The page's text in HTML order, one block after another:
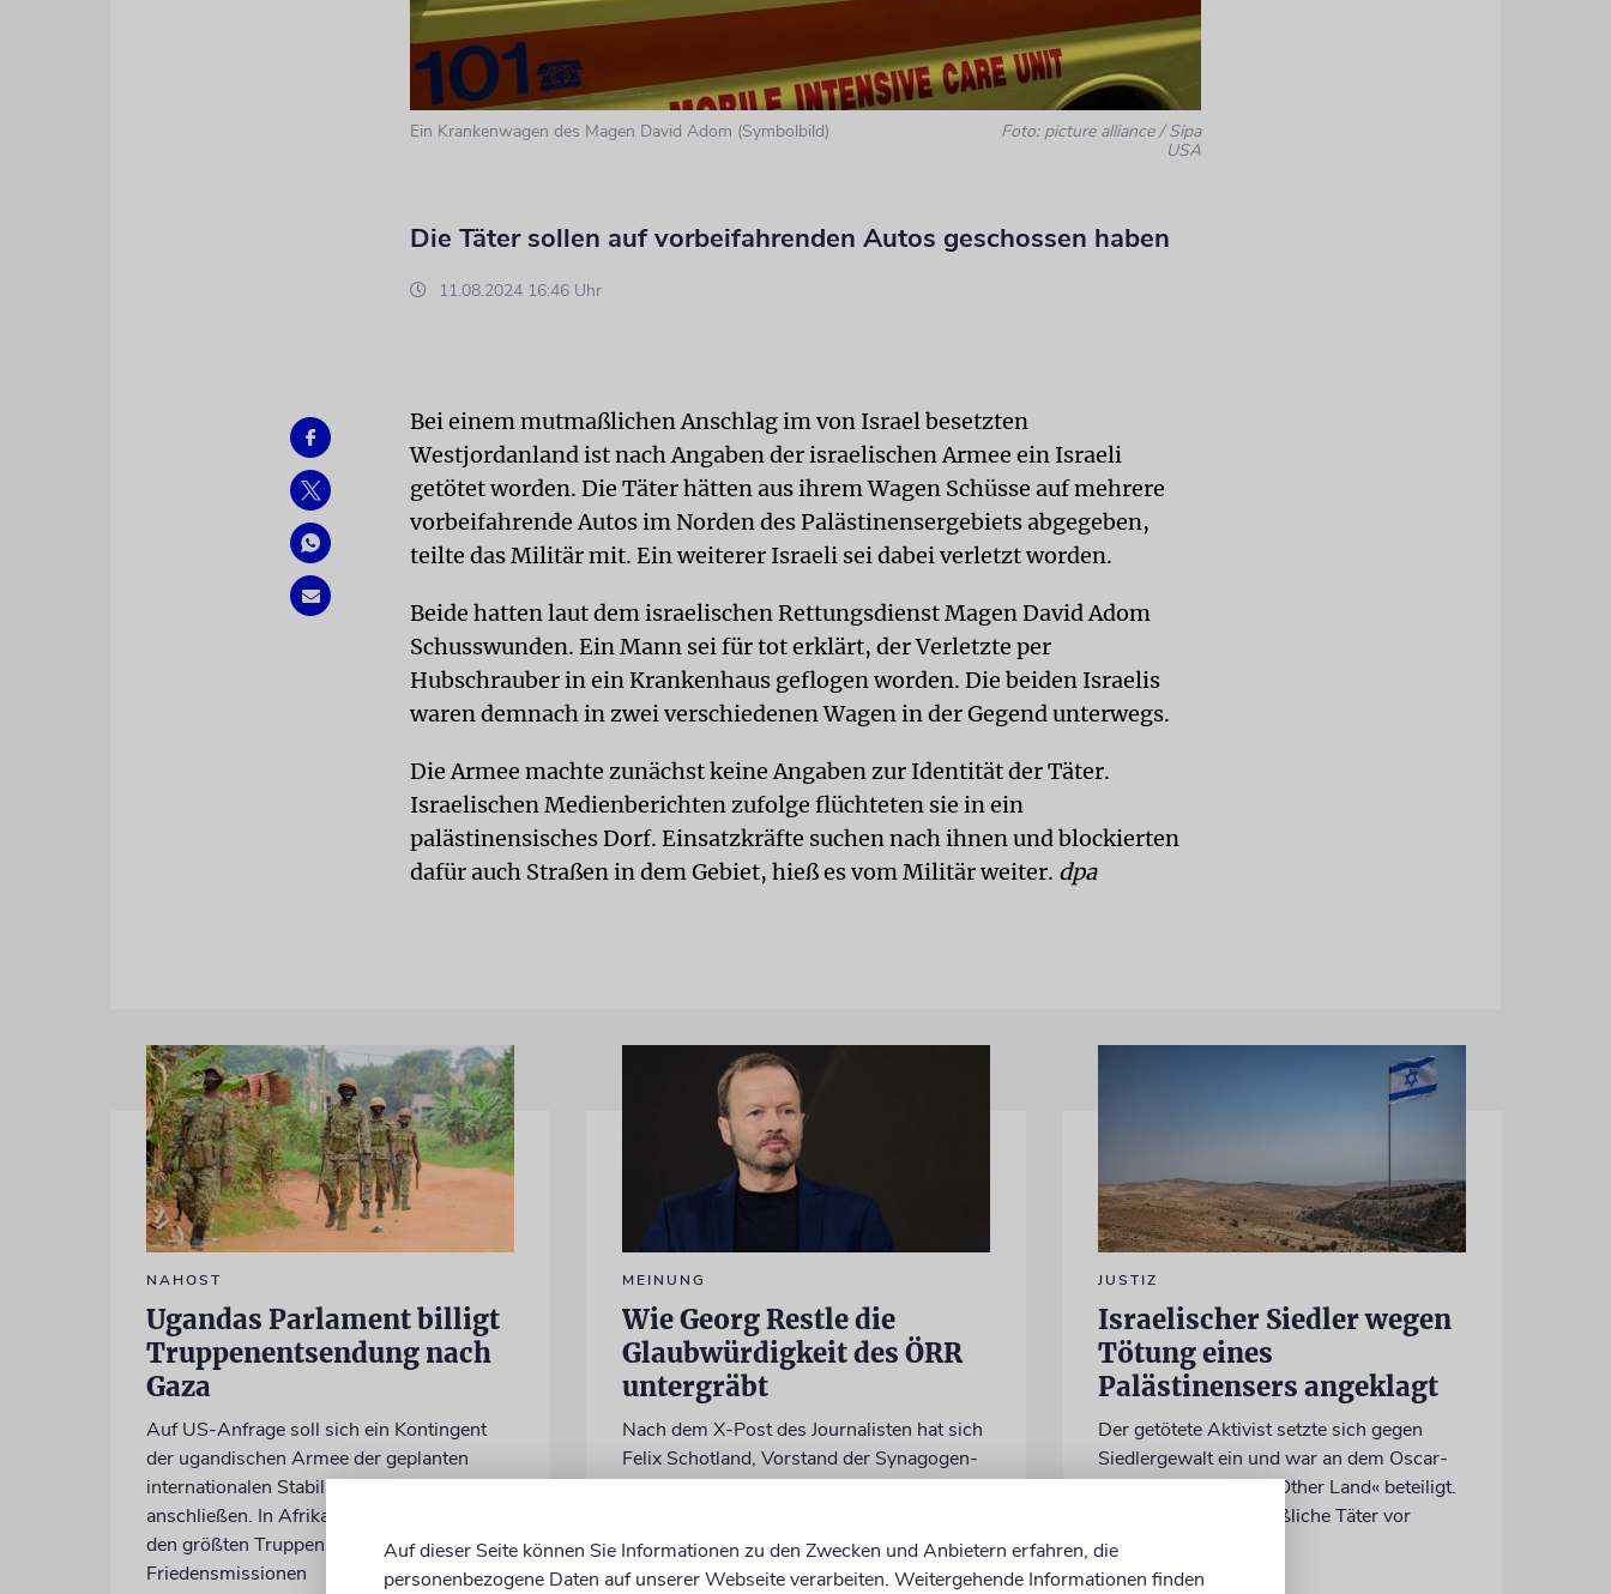
Ein Krankenwagen des Magen David Adom (Symbolbild)
Foto: picture alliance / Sipa
USA
Die Täter sollen auf vorbeifahrenden Autos geschossen haben
11.08.2024 16:46 Uhr
Bei einem mutmaßlichen Anschlag im von Israel besetzten
Westjordanland ist nach Angaben der israelischen Armee ein Israeli
getötet worden. Die Täter hätten aus ihrem Wagen Schüsse auf mehrere
vorbeifahrende Autos im Norden des Palästinensergebiets abgegeben,
teilte das Militär mit. Ein weiterer Israeli sei dabei verletzt worden.
Beide hatten laut dem israelischen Rettungsdienst Magen David Adom
Schusswunden. Ein Mann sei für tot erklärt, der Verletzte per
Hubschrauber in ein Krankenhaus geflogen worden. Die beiden Israelis
waren demnach in zwei verschiedenen Wagen in der Gegend unterwegs.
Die Armee machte zunächst keine Angaben zur Identität der Täter.
Israelischen Medienberichten zufolge flüchteten sie in ein
palästinensisches Dorf. Einsatzkräfte suchen nach ihnen und blockierten
dafür auch Straßen in dem Gebiet, hieß es vom Militär weiter. dpa
NAHOST
Ugandas Parlament billigt
Truppenentsendung nach
Gaza
Auf US-Anfrage soll sich ein Kontingent
der ugandischen Armee der geplanten
internationalen Stabilisierungstruppe
anschließen. In Afrika zählt das Land zu
den größten Truppenstellern für
Friedensmissionen
MEINUNG
Wie Georg Restle die
Glaubwürdigkeit des ÖRR
untergräbt
Nach dem X-Post des Journalisten hat sich
Felix Schotland, Vorstand der Synagogen-
Gemeinde Köln, an WDR-
gewandt. Wir dokumentieren das
Schreiben im Wortlaut
JUSTIZ
Israelischer Siedler wegen
Tötung eines
Palästinensers angeklagt
Der getötete Aktivist setzte sich gegen
Siedlergewalt ein und war an dem Oscar-
prämierten Film »No Other Land« beteiligt.
Jetzt steht der mutmaßliche Täter vor
Gericht
Auf dieser Seite können Sie Informationen zu den Zwecken und Anbietern erfahren, die
personenbezogene Daten auf unserer Webseite verarbeiten. Weitergehende Informationen finden